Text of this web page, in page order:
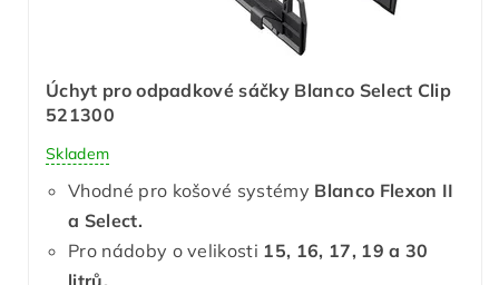
Úchyt pro odpadkové sáčky Blanco Select Clip
521300
Skladem
Vhodné pro košové systémy Blanco Flexon II
a Select.
Pro nádoby o velikosti 15, 16, 17, 19 a 30
litrů.